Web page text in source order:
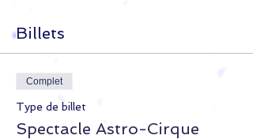
Billets
Complet
Type de billet
Spectacle Astro-Cirque